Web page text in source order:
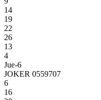
14
19
22
26
13
4
Jue-6
JOKER 0559707
6
16